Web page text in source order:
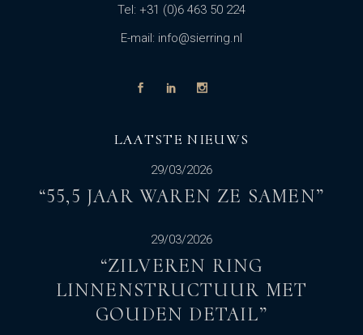
Tel: +31 (0)6 463 50 224
E-mail: info@sierring.nl
LAATSTE NIEUWS
29/03/2026
“55,5 JAAR WAREN ZE SAMEN”
29/03/2026
“ZILVEREN RING
LINNENSTRUCTUUR MET
GOUDEN DETAIL”